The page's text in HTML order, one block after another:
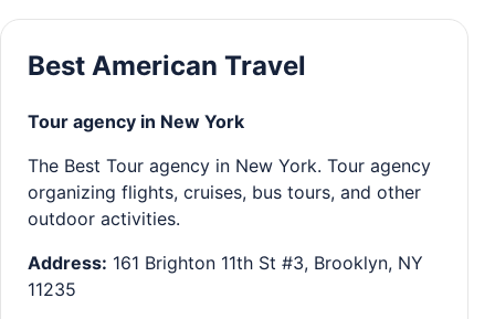
Best American Travel
Tour agency in New York
The Best Tour agency in New York. Tour agency
organizing flights, cruises, bus tours, and other
outdoor activities.
Address: 161 Brighton 11th St #3, Brooklyn, NY
11235